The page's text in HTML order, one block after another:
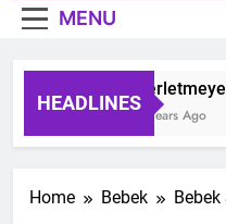
MENU
HEADLINES
Terletmeyen
2 Years Ago
Home Bebek Bebek